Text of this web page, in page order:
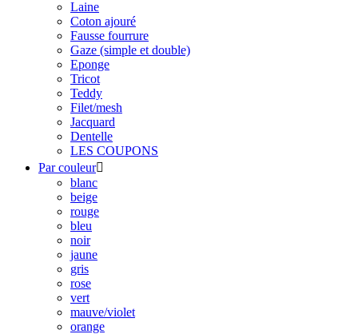
Laine
Coton ajouré
Fausse fourrure
Gaze (simple et double)
Eponge
Tricot
Teddy
Filet/mesh
Jacquard
Dentelle
LES COUPONS
Par couleur
blanc
beige
rouge
bleu
noir
jaune
gris
rose
vert
mauve/violet
orange